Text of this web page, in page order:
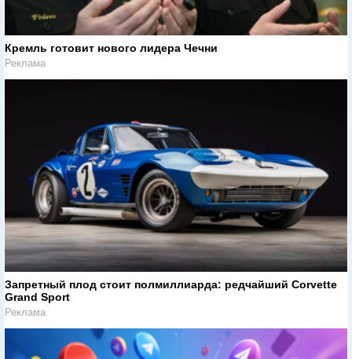
Кремль готовит нового лидера Чечни
Реклама
Запретный плод стоит полмиллиарда: редчайший Corvette
Grand Sport
Реклама